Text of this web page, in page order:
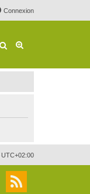
Connexion
Rechercher
UTC+02:00